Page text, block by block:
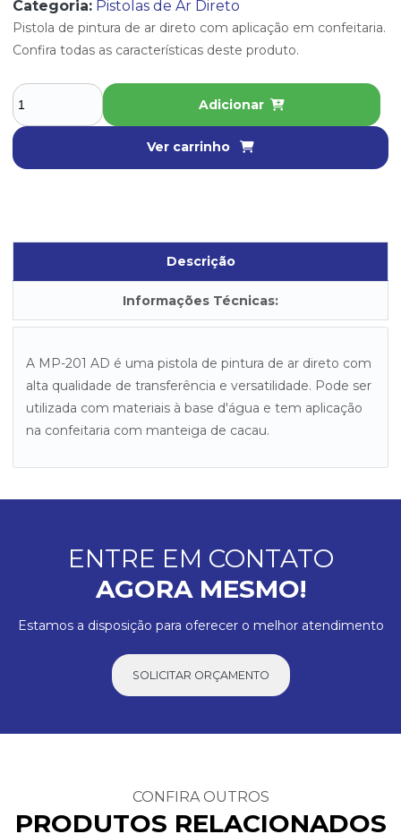
Categoria: Pistolas de Ar Direto
Pistola de pintura de ar direto com aplicação em confeitaria.
Confira todas as características deste produto.
Adicionar
Ver carrinho
Descrição
Informações Técnicas:
A MP-201 AD é uma pistola de pintura de ar direto com
alta qualidade de transferência e versatilidade. Pode ser
utilizada com materiais à base d'água e tem aplicação
na confeitaria com manteiga de cacau.
ENTRE EM CONTATO
AGORA MESMO!
Estamos a disposição para oferecer o melhor atendimento
SOLICITAR ORÇAMENTO
CONFIRA OUTROS
PRODUTOS RELACIONADOS